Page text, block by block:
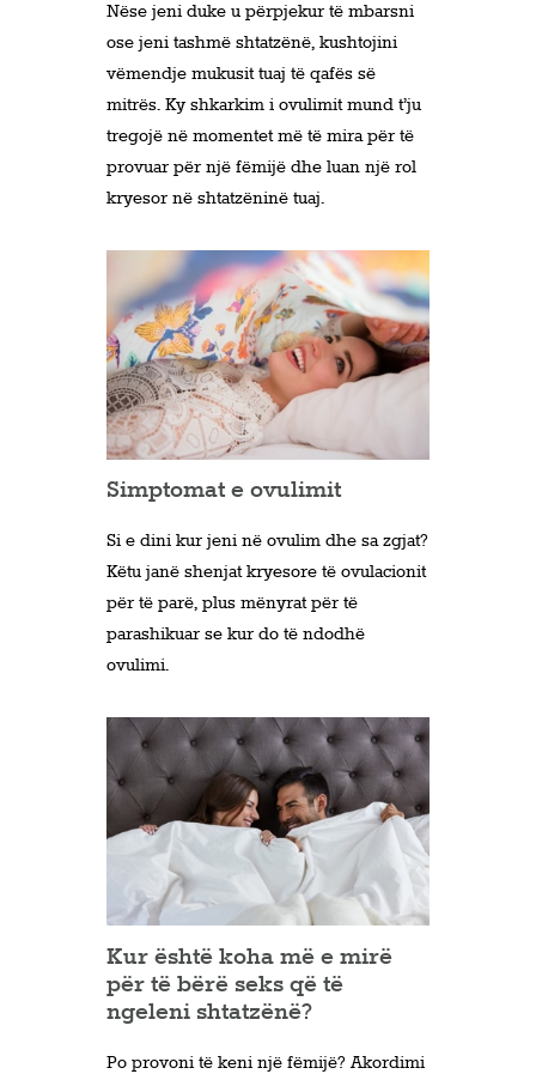
Nëse jeni duke u përpjekur të mbarsni
ose jeni tashmë shtatzënë, kushtojini
vëmendje mukusit tuaj të qafës së
mitrës. Ky shkarkim i ovulimit mund t’ju
tregojë në momentet më të mira për të
provuar për një fëmijë dhe luan një rol
kryesor në shtatzëninë tuaj.
Simptomat e ovulimit
Si e dini kur jeni në ovulim dhe sa zgjat?
Këtu janë shenjat kryesore të ovulacionit
për të parë, plus mënyrat për të
parashikuar se kur do të ndodhë
ovulimi.
Kur është koha më e mirë
për të bërë seks që të
ngeleni shtatzënë?
Po provoni të keni një fëmijë? Akordimi